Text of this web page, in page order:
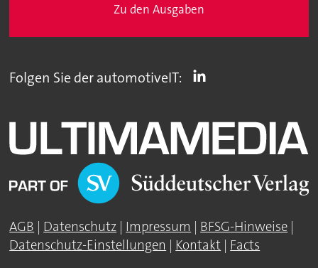
Zu den Ausgaben
Folgen Sie der automotiveIT:
AGB | Datenschutz | Impressum | BFSG-Hinweise |
Datenschutz-Einstellungen | Kontakt | Facts